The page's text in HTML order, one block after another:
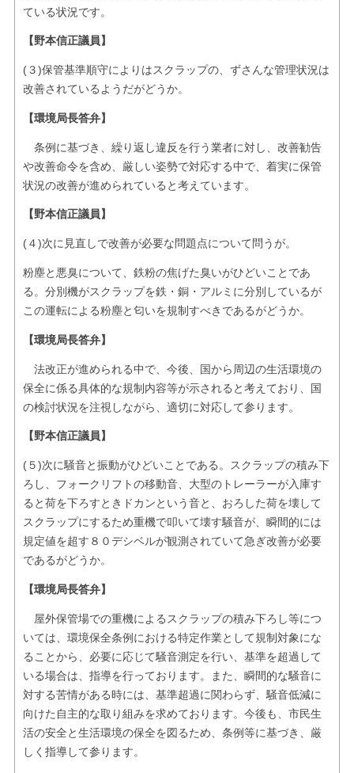
ている状況です。
【野本信正議員】
(３)保管基準順守によりはスクラップの、ずさんな管理状況は
改善されているようだがどうか。
【環境局長答弁】
条例に基づき、繰り返し違反を行う業者に対し、改善勧告
や改善命令を含め、厳しい姿勢で対応する中で、着実に保管
状況の改善が進められていると考えています。
【野本信正議員】
(４)次に見直しで改善が必要な問題点について問うが。
粉塵と悪臭について、鉄粉の焦げた臭いがひどいことであ
る。分別機がスクラップを鉄・銅・アルミに分別しているが
この運転による粉塵と匂いを規制すべきであるがどうか。
【環境局長答弁】
法改正が進められる中で、今後、国から周辺の生活環境の
保全に係る具体的な規制内容等が示されると考えており、国
の検討状況を注視しながら、適切に対応して参ります。
【野本信正議員】
(５)次に騒音と振動がひどいことである。スクラップの積み下
ろし、フォークリフトの移動音、大型のトレーラーが入庫す
ると荷を下ろすときドカンという音と、おろした荷を壊して
スクラップにするため重機で叩いて壊す騒音が、瞬間的には
規定値を超す８０デシベルが観測されていて急ぎ改善が必要
であるがどうか。
【環境局長答弁】
屋外保管場での重機によるスクラップの積み下ろし等につ
いては、環境保全条例における特定作業として規制対象にな
ることから、必要に応じて騒音測定を行い、基準を超過して
いる場合は、指導を行っております。また、瞬間的な騒音に
対する苦情がある時には、基準超過に関わらず、騒音低減に
向けた自主的な取り組みを求めております。今後も、市民生
活の安全と生活環境の保全を図るため、条例等に基づき、厳
しく指導して参ります。